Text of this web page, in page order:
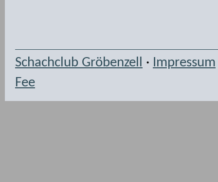
Schachclub Gröbenzell · Impressum
Fee